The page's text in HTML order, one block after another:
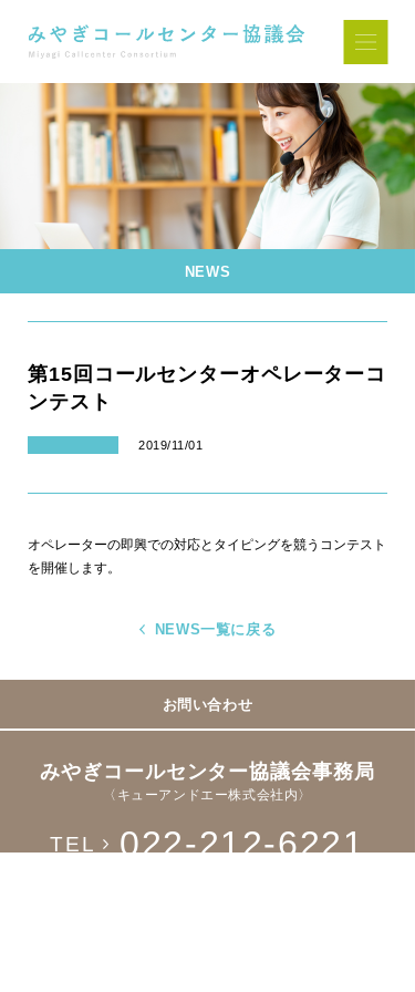
NEWS
第15回コールセンターオペレーターコ
ンテスト
2019/11/01
オペレーターの即興での対応とタイピングを競うコンテスト
を開催します。
NEWS一覧に戻る
お問い合わせ
みやぎコールセンター協議会事務局
〈キューアンドエー株式会社内〉
TEL 022-212-6221